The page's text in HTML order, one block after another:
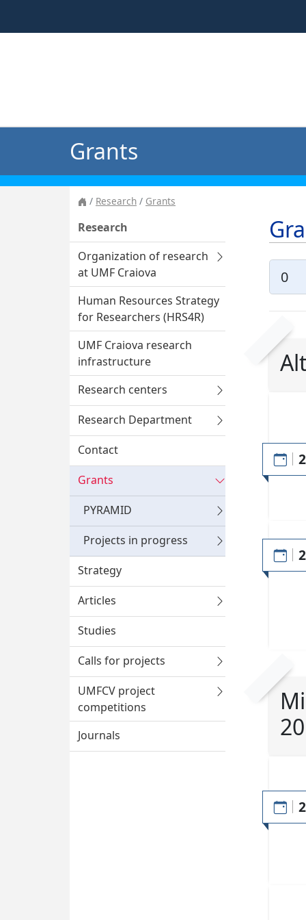
Grants
Research Grants
Research
Organization of research
at UMF Craiova
Human Resources Strategy
for Researchers (HRS4R)
UMF Craiova research
infrastructure
Research centers
Research Department
Contact
Grants
PYRAMID
Projects in progress
Strategy
Articles
Studies
Calls for projects
UMFCV project
competitions
Journals